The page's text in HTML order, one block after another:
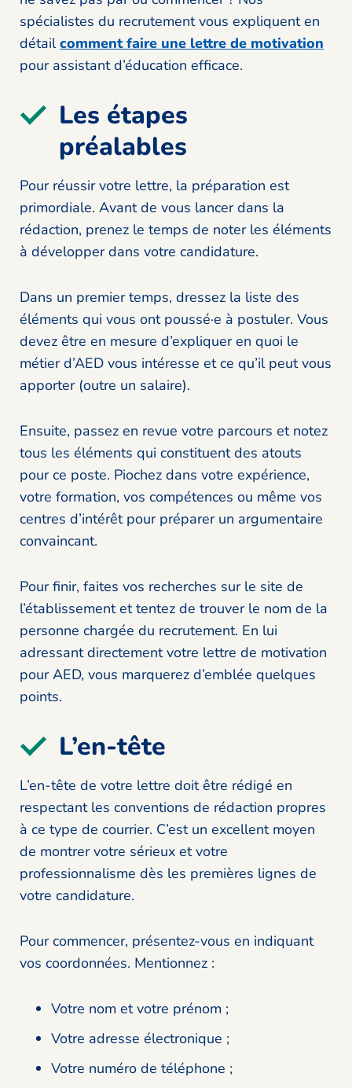
spécialistes du recrutement vous expliquent en
détailcomment faire une lettre de motivation
pour assistant d’éducation efficace.
Les étapes
préalables
Pour réussir votre lettre, la préparation est
primordiale. Avant de vous lancer dans la
rédaction, prenez le temps de noter les éléments
à développer dans votre candidature.
Dans un premier temps, dressez la liste des
éléments qui vous ont poussé·e à postuler. Vous
devez être en mesure d’expliquer en quoi le
métier d’AED vous intéresse et ce qu’il peut vous
apporter (outre un salaire).
Ensuite, passez en revue votre parcours et notez
tous les éléments qui constituent des atouts
pour ce poste. Piochez dans votre expérience,
votre formation, vos compétences ou même vos
centres d’intérêt pour préparer un argumentaire
convaincant.
Pour finir, faites vos recherches sur le site de
l’établissement et tentez de trouver le nom de la
personne chargée du recrutement. En lui
adressant directement votre lettre de motivation
pour AED, vous marquerez d’emblée quelques
points.
L’en-tête
L’en-tête de votre lettre doit être rédigé en
respectant les conventions de rédaction propres
à ce type de courrier. C’est un excellent moyen
de montrer votre sérieux et votre
professionnalisme dès les premières lignes de
votre candidature.
Pour commencer, présentez-vous en indiquant
vos coordonnées. Mentionnez :
Votre nom et votre prénom ;
Votre adresse électronique ;
Votre numéro de téléphone ;